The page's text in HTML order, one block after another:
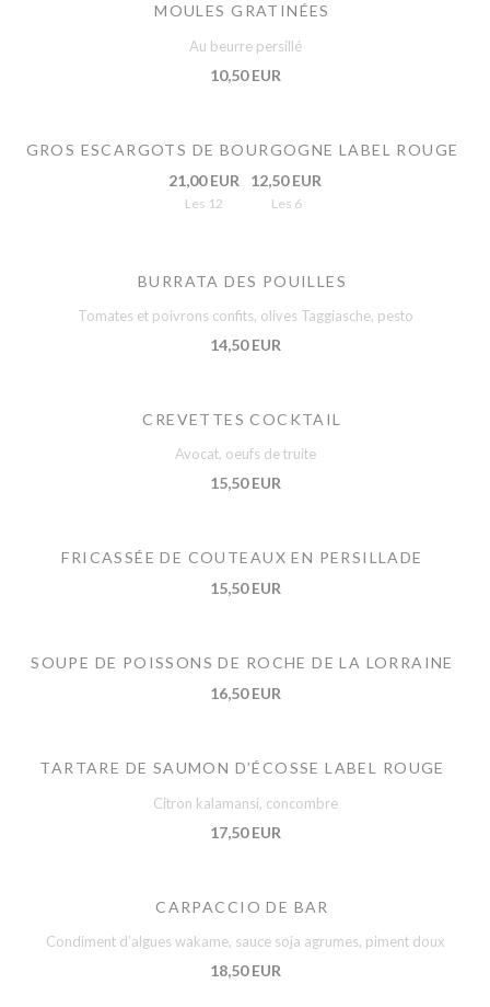
MOULES GRATINÉES
Au beurre persillé
10,50 EUR
GROS ESCARGOTS DE BOURGOGNE LABEL ROUGE
21,00 EUR
Les 12
12,50 EUR
Les 6
BURRATA DES POUILLES
Tomates et poivrons confits, olives Taggiasche, pesto
14,50 EUR
CREVETTES COCKTAIL
Avocat, oeufs de truite
15,50 EUR
FRICASSÉE DE COUTEAUX EN PERSILLADE
15,50 EUR
SOUPE DE POISSONS DE ROCHE DE LA LORRAINE
16,50 EUR
TARTARE DE SAUMON D’ÉCOSSE LABEL ROUGE
Citron kalamansi, concombre
17,50 EUR
CARPACCIO DE BAR
Condiment d’algues wakame, sauce soja agrumes, piment doux
18,50 EUR